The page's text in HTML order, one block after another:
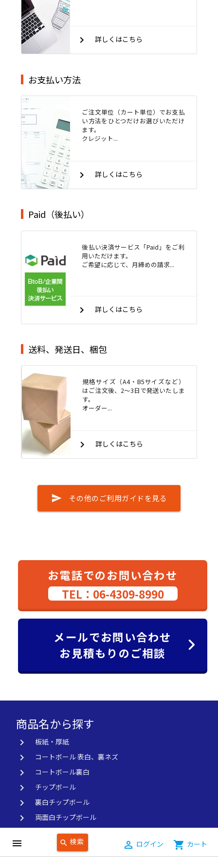
menu search 検索 person_outline ログイン shopping_cart カート
keyboard_arrow_right 詳しくはこちら
お支払い方法
ご注文単位（カート単位）でお支払
い方法をひとつだけお選びいただけ
ます。
クレジット...
keyboard_arrow_right 詳しくはこちら
Paid（後払い）
後払い決済サービス「Paid」をご利
用いただけます。
ご希望に応じて、月締めの請求...
keyboard_arrow_right 詳しくはこちら
送料、発送日、梱包
規格サイズ（A4・B5サイズなど）
はご注文後、2～3日で発送いたしま
す。
オーダー...
keyboard_arrow_right 詳しくはこちら
send その他のご利用ガイドを見る
お電話でのお問い合わせ
TEL：06-4309-8990
メールでお問い合わせ
お見積もりのご相談
商品名から探す
keyboard_arrow_right 板紙・厚紙
keyboard_arrow_right コートボール 表白、裏ネズ
keyboard_arrow_right コートボール裏白
keyboard_arrow_right チップボール
keyboard_arrow_right 裏白チップボール
keyboard_arrow_right 両面白チップボール
アートポスト・高級白板紙
keyboard_arrow_right 非塗工紙